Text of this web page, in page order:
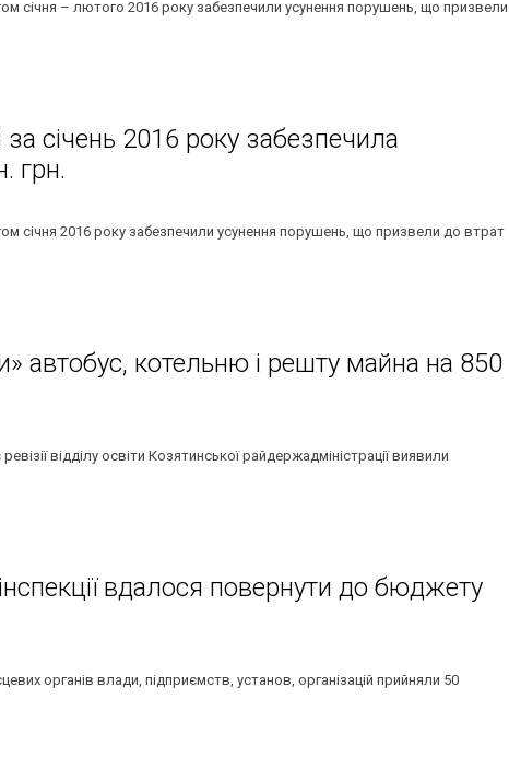
січня – лютого 2016 року забезпечили усунення порушень, що призвели
січень 2016 року забезпечила
грн.
січня 2016 року забезпечили усунення порушень, що призвели до втрат
автобус, котельню і решту майна на 850
відділу освіти Козятинської райдержадміністрації виявили
вдалося повернути до бюджету
органів влади, підприємств, установ, організацій прийняли 50